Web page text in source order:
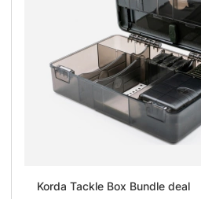
Korda Tackle Box Bundle deal